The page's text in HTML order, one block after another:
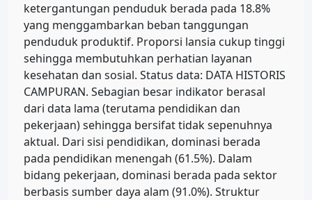
ketergantungan penduduk berada pada 18.8%
yang menggambarkan beban tanggungan
penduduk produktif. Proporsi lansia cukup tinggi
sehingga membutuhkan perhatian layanan
kesehatan dan sosial. Status data: DATA HISTORIS
CAMPURAN. Sebagian besar indikator berasal
dari data lama (terutama pendidikan dan
pekerjaan) sehingga bersifat tidak sepenuhnya
aktual. Dari sisi pendidikan, dominasi berada
pada pendidikan menengah (61.5%). Dalam
bidang pekerjaan, dominasi berada pada sektor
berbasis sumber daya alam (91.0%). Struktur